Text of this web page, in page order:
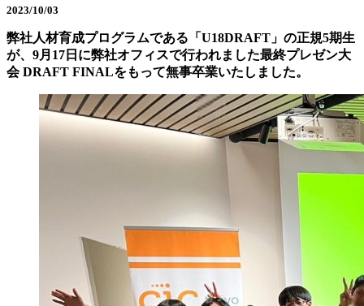
2023/10/03
弊社人材育成プログラムである「U18DRAFT」の正規5期生
が、9月17日に弊社オフィスで行われました最終プレゼン大
会 DRAFT FINALをもって無事卒業いたしました。